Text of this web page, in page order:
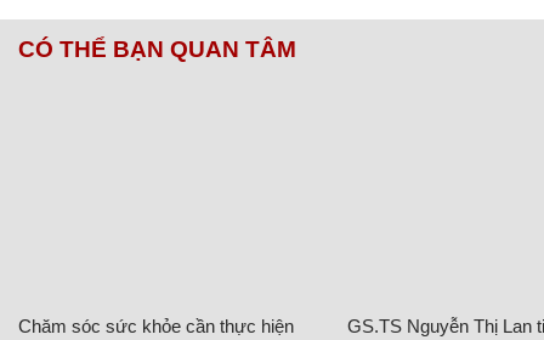
CÓ THỂ BẠN QUAN TÂM
Chăm sóc sức khỏe cần thực hiện
GS.TS Nguyễn Thị Lan